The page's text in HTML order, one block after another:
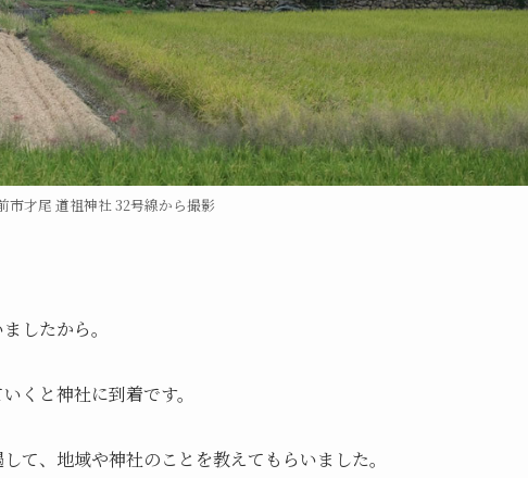
市才尾 道祖神社 32号線から撮影
したから。
くと神社に到着です。
て、地域や神社のことを教えてもらいました。